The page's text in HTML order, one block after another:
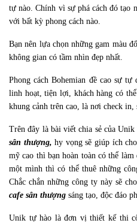
tự nào. Chính vì sự phá cách đó tạo
với bất kỳ phong cách nào.
Bạn nên lựa chọn những gam màu
không gian có tầm nhìn đẹp nhất.
Phong cách Bohemian đề cao sự
linh hoạt, tiện lợi, khách hàng có
khung cảnh trên cao, là nơi check in,
Trên đây là bài viết chia sẻ của
sân thượng,hy vọng sẽ giúp ích
mỹ cao thì bạn hoàn toàn có thể
một mình thì có thể thuê những
Chắc chắn những công ty này sẽ
cafe sân thượng sáng tạo, độc đáo
Unik tự hào là đơn vị thiết kế thi